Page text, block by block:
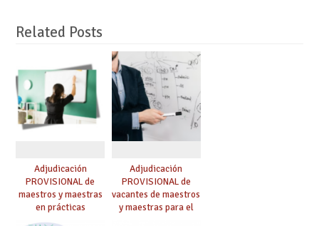
Related Posts
Adjudicación
PROVISIONAL de
maestros y maestras
en prácticas
Adjudicación
PROVISIONAL de
vacantes de maestros
y maestras para el